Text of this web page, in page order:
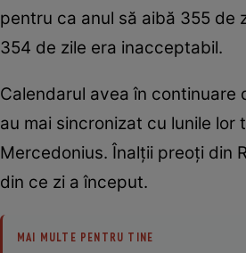
pentru ca anul să aibă 355 de
354 de zile era inacceptabil.
Calendarul avea în
au mai sincronizat cu lunile
Mercedonius. Înalţii preoţi din
din ce zi a început.
MAI MULTE PENTRU TINE